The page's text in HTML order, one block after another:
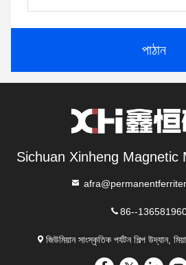
পাঠান
Sichuan Xinheng Magnetic
86--
জিউমিয়ান সাংস্কৃতিক পর্যটন শিল্প উদ্যান,